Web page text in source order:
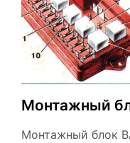
Монтажный
Монтажный блок